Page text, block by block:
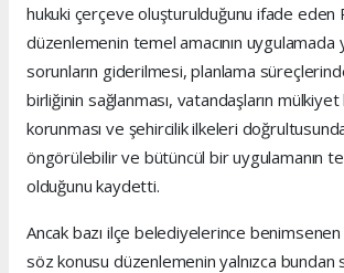
hukuki çerçeve oluşturulduğunu ifade eden
düzenlemenin temel amacının uygulamada
sorunların giderilmesi, planlama
birliğinin sağlanması, vatandaşların mülkiyet
korunması ve şehircilik ilkeleri
öngörülebilir ve bütüncül bir uygulamanın
olduğunu kaydetti.
Ancak bazı ilçe belediyelerince
söz konusu düzenlemenin yalnızca bundan